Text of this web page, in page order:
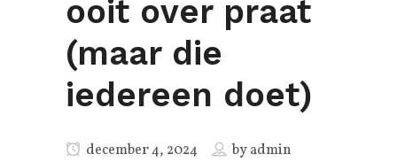
ooit over praat
(maar die
iedereen doet)
december 4, 2024 byadmin